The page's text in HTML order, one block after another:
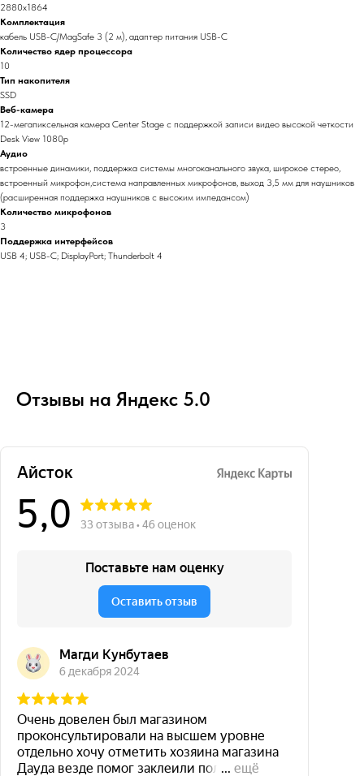
2880x1864
Комплектация
кабель USB-C/MagSafe 3 (2 м), адаптер питания USB-C
Количество ядер процессора
10
Тип накопителя
SSD
Веб-камера
12-мегапиксельная камера Center Stage с поддержкой записи видео высокой четкости
Desk View 1080p
Аудио
встроенные динамики, поддержка системы многоканального звука, широкое стерео,
встроенный микрофон,система направленных микрофонов, выход 3,5 мм для наушников
(расширенная поддержка наушников с высоким импедансом)
Количество микрофонов
3
Поддержка интерфейсов
USB 4; USB-C; DisplayPort; Thunderbolt 4
Отзывы на Яндекс 5.0